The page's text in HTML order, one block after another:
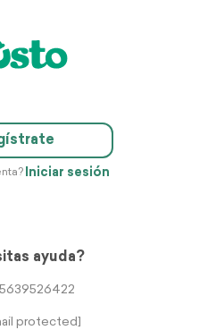
Iniciar sesión
ayuda?
protected]